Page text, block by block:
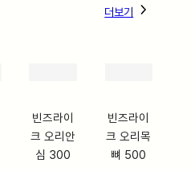
더보기
빈즈라이
크 오리안
심 300
빈즈라이
크 오리목
뼈 500